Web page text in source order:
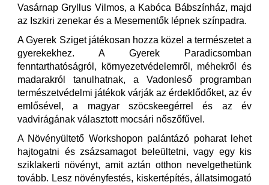
Vasárnap Gryllus Vilmos, a Kabóca Bábszínház, majd
az Iszkiri zenekar és a Mesementők lépnek színpadra.
A Gyerek Sziget játékosan hozza közel a természetet a
gyerekekhez. A Gyerek Paradicsomban
fenntarthatóságról, környezetvédelemről, méhekről és
madarakról tanulhatnak, a Vadonleső programban
természetvédelmi játékok várják az érdeklődőket, az év
emlősével, a magyar szöcskeegérrel és az év
vadvirágának választott mocsári nőszőfűvel.
A Növényültető Workshopon palántázó poharat lehet
hajtogatni és zsázsamagot beleültetni, vagy egy kis
sziklakerti növényt, amit aztán otthon nevelgethetünk
tovább. Lesz növényfestés, kiskertépítés, állatsimogató